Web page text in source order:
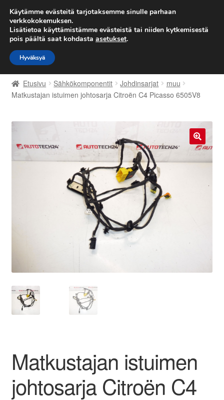
TOIMITUS alkaen 7 EUR
Siirry
navigointiin
Siirry
sisältöön
Etusivu
Kärry
Kuljetus
Maailmanlaajuinen toimitus
Tarkista
Tilini
Valitukset
Etusivu Sähkökomponentit Johdinsarjat
muu
Matkustajan istuimen johtosarja Citroën C4 Picasso 6505V8
🔍
Matkustajan istuimen
johtosarja Citroën C4
Käytämme evästeitä tarjotaksemme sinulle parhaan
verkkokokemuksen.
Lisätietoa käyttämistämme evästeistä tai niiden kytkemisestä
pois päältä saat kohdasta asetukset.
Hyväksyä